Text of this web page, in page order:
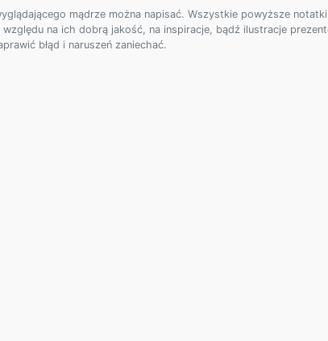
mądrze można napisać. Wszystkie powyższe
na ich dobrą jakość, na inspiracje, bądź ilustracje
błąd i naruszeń zaniechać.